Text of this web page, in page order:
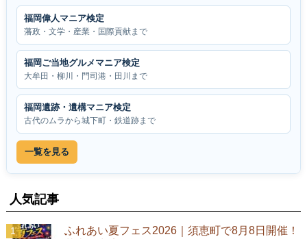
福岡偉人マニア検定
藩政・文学・産業・国際貢献まで
福岡ご当地グルメマニア検定
大牟田・柳川・門司港・田川まで
福岡遺跡・遺構マニア検定
古代のムラから城下町・鉄道跡まで
一覧を見る
人気記事
ふれあい夏フェス2026｜須恵町で8月8日開催！